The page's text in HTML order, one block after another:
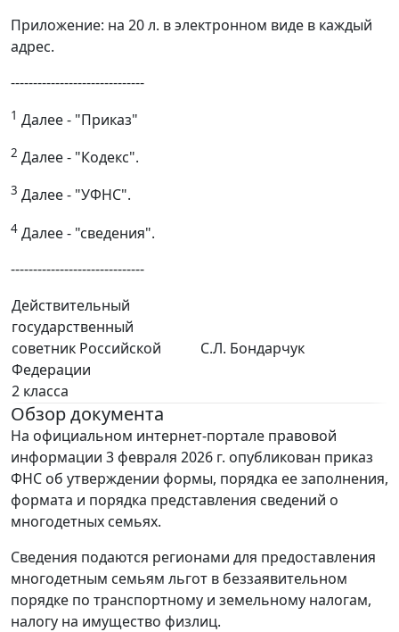
Приложение: на 20 л. в электронном виде в каждый
адрес.
------------------------------
1 Далее - "Приказ"
2 Далее - "Кодекс".
3 Далее - "УФНС".
4 Далее - "сведения".
------------------------------
Действительный
государственный
советник Российской
Федерации
2 класса
С.Л. Бондарчук
Обзор документа
На официальном интернет-портале правовой
информации 3 февраля 2026 г. опубликован приказ
ФНС об утверждении формы, порядка ее заполнения,
формата и порядка представления сведений о
многодетных семьях.
Сведения подаются регионами для предоставления
многодетным семьям льгот в беззаявительном
порядке по транспортному и земельному налогам,
налогу на имущество физлиц.